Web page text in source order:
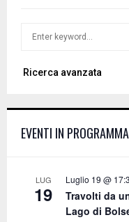
r
o
Ricerca avanzata
EVENTI IN PROGRAMMA
LUG
19
Luglio 19 @
Travolti da
Lago di